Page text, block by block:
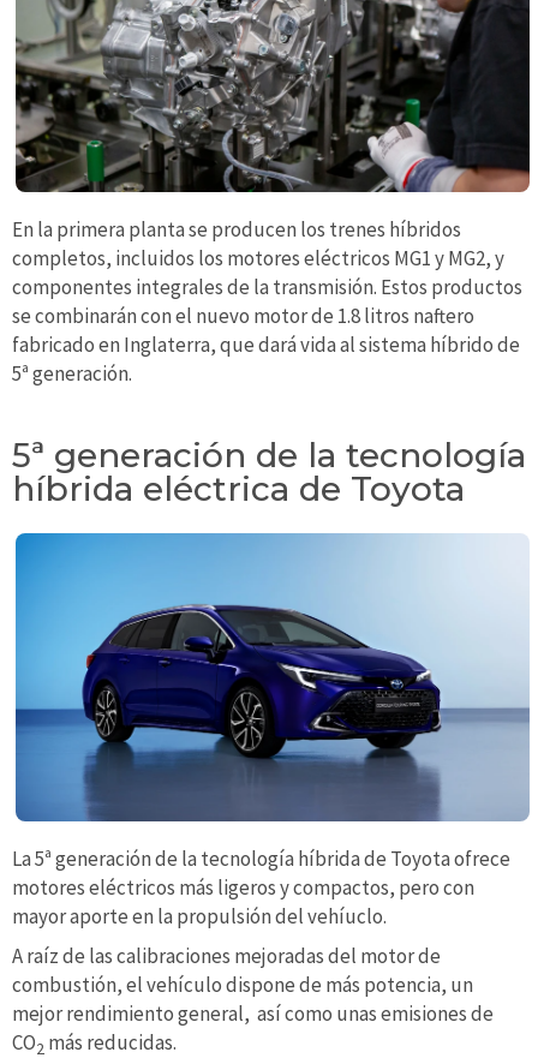
En la primera planta se producen los trenes híbridos
completos, incluidos los motores eléctricos MG1 y MG2, y
componentes integrales de la transmisión. Estos productos
se combinarán con el nuevo motor de 1.8 litros naftero
fabricado en Inglaterra, que dará vida al sistema híbrido de
5ª generación.
5ª generación de la tecnología
híbrida eléctrica de Toyota
La 5ª generación de la tecnología híbrida de Toyota ofrece
motores eléctricos más ligeros y compactos, pero con
mayor aporte en la propulsión del vehíuclo.
A raíz de las calibraciones mejoradas del motor de
combustión, el vehículo dispone de más potencia, un
mejor rendimiento general, así como unas emisiones de
CO2 más reducidas.